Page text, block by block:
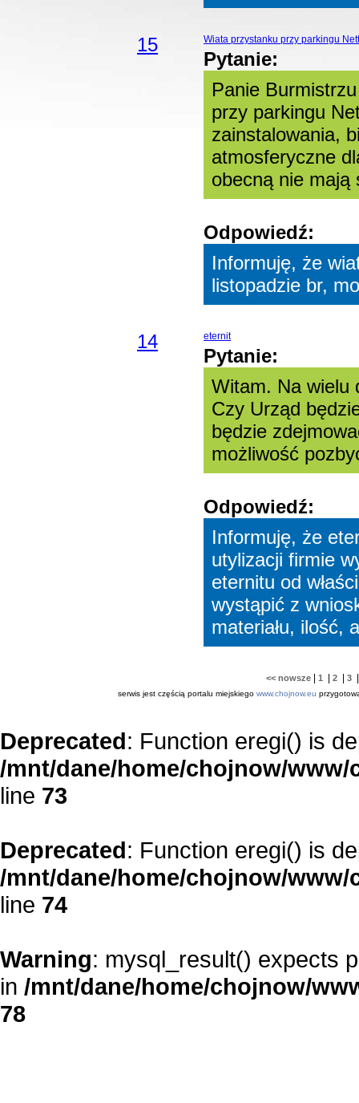
15 Wiata przystanku przy parkingu
Pytanie:
Panie
przy parkingu
zainstalowania,
atmosferyczne
obecną nie mają
Odpowiedź:
Informuję, że
listopadzie br,
14 eternit
Pytanie:
Witam. Na wielu
Czy Urząd
będzie
możliwość
Odpowiedź:
Informuję, że
utylizacji firmie
eternitu od
wystąpić z
materiału, ilość,
<< nowsze| 1| 2| 3
serwis jest częścią portalu miejskiego www.chojnow.eu
Deprecated: Function eregi() is
/mnt/dane/home/chojnow/
line 73
Deprecated: Function eregi() is
/mnt/dane/home/chojnow/
line 74
Warning: mysql_result() expects
in /mnt/dane/home/chojnow/
78